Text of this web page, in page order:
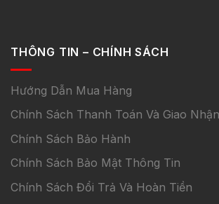
THÔNG TIN – CHÍNH SÁCH
Hướng Dẫn Mua Hàng
Chính Sách Thanh Toán Và Giao Nhận
Chính Sách Bảo Hành
Chính Sách Bảo Mật Thông Tin
Chính Sách Đổi Trả Và Hoàn Tiền